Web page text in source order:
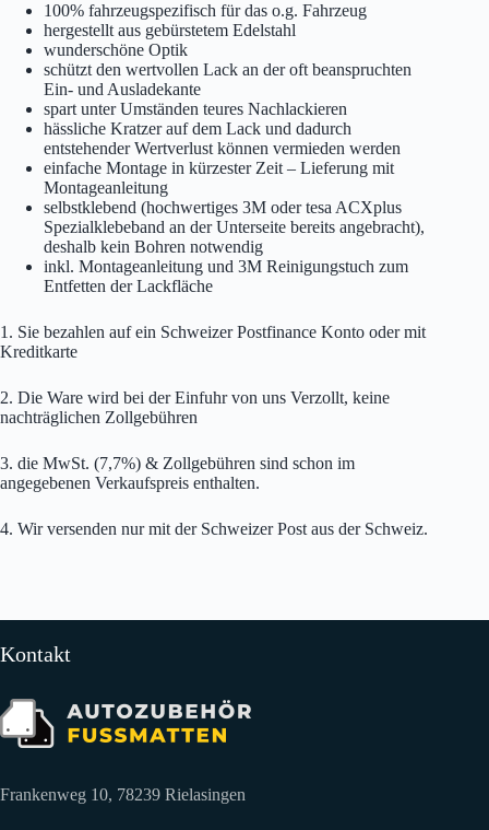
100% fahrzeugspezifisch für das o.g. Fahrzeug
hergestellt aus gebürstetem Edelstahl
wunderschöne Optik
schützt den wertvollen Lack an der oft beanspruchten
Ein- und Ausladekante
spart unter Umständen teures Nachlackieren
hässliche Kratzer auf dem Lack und dadurch
entstehender Wertverlust können vermieden werden
einfache Montage in kürzester Zeit – Lieferung mit
Montageanleitung
selbstklebend (hochwertiges 3M oder tesa ACXplus
Spezialklebeband an der Unterseite bereits angebracht),
deshalb kein Bohren notwendig
inkl. Montageanleitung und 3M Reinigungstuch zum
Entfetten der Lackfläche
1. Sie bezahlen auf ein Schweizer Postfinance Konto oder mit
Kreditkarte
2. Die Ware wird bei der Einfuhr von uns Verzollt, keine
nachträglichen Zollgebühren
3. die MwSt. (7,7%) & Zollgebühren sind schon im
angegebenen Verkaufspreis enthalten.
4. Wir versenden nur mit der Schweizer Post aus der Schweiz.
Kontakt
Frankenweg 10, 78239 Rielasingen